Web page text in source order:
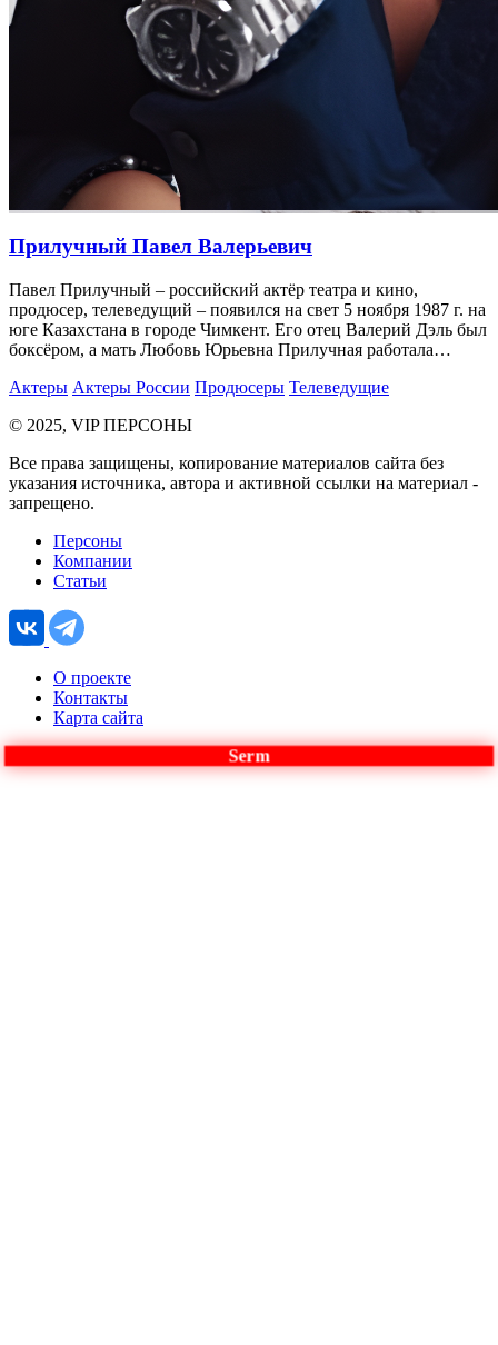
Прилучный Павел Валерьевич
Павел Прилучный – российский актёр театра и кино,
продюсер, телеведущий – появился на свет 5 ноября 1987 г. на
юге Казахстана в городе Чимкент. Его отец Валерий Дэль был
боксёром, а мать Любовь Юрьевна Прилучная работала…
Актеры Актеры России Продюсеры Телеведущие
© 2025, VIP ПЕРСОНЫ
Все права защищены, копирование материалов сайта без
указания источника, автора и активной ссылки на материал -
запрещено.
Персоны
Компании
Статьи
О проекте
Контакты
Карта сайта
Serm